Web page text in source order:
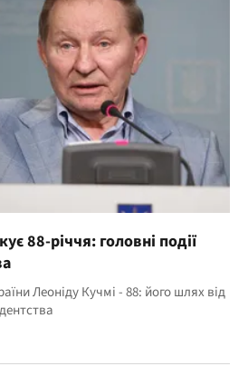
88-річчя: головні події
Леоніду Кучмі - 88: його шлях від